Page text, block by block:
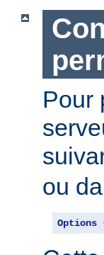
Pour
ou
Options